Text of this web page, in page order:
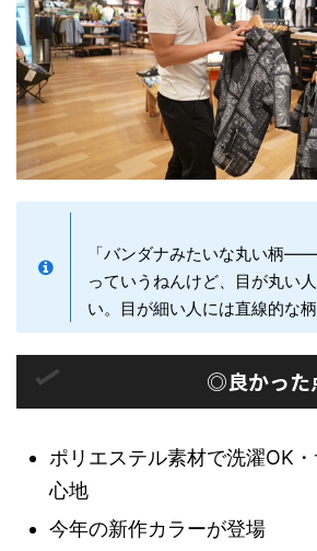
「バンダナみたいな丸い柄
っていうねんけど、目が丸い
い。目が細い人には直線的な柄
◎良かった
ポリエステル素材で洗濯OK
心地
今年の新作カラーが登場